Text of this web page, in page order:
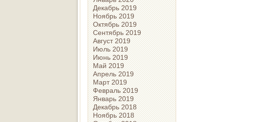
Декабрь 2019
Ноябрь 2019
Октябрь 2019
Сентябрь 2019
Август 2019
Июль 2019
Июнь 2019
Май 2019
Апрель 2019
Март 2019
Февраль 2019
Январь 2019
Декабрь 2018
Ноябрь 2018